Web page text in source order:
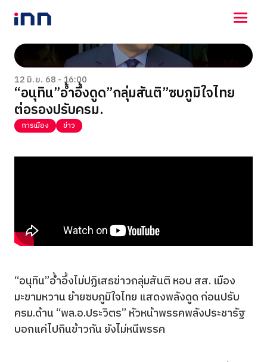
NEWS
ENTERTAINMENT
LIFESTYLE
HOROSCOPE
LOTTERY
VIDEO
12 มิ.ย. 68 - 16:00
“อนุทิน”อ้ำอึ้งดูด”กลุ่มสันติ”ซบภูมิใจไทย
ต่อรองปรับครม.
การเมือง ข่าว
“อนุทิน”อ้ำอึ้งไม่ปฏิเสธข่าวกลุ่มสันติ หอบ สส. เมือง
มะขามหวาน ย้ายซบภูมิใจไทย แสดงพลังดูด ก่อนปรับ
ครม.ด้าน “พล.อ.ประวิตร” หัวหน้าพรรคพลังประชารัฐ
บอกแค่ไปกินข้าวกัน ยังไม่หนีพรรค